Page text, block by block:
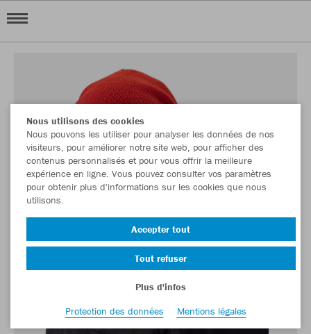
Nous utilisons des cookies
Nous pouvons les utiliser pour analyser les données de nos
visiteurs, pour améliorer notre site web, pour afficher des
contenus personnalisés et pour vous offrir la meilleure
expérience en ligne. Vous pouvez consulter vos paramètres
pour obtenir plus d'informations sur les cookies que nous
utilisons.
Accepter tout
Tout refuser
Plus d'infos
Protection des données
Mentions légales